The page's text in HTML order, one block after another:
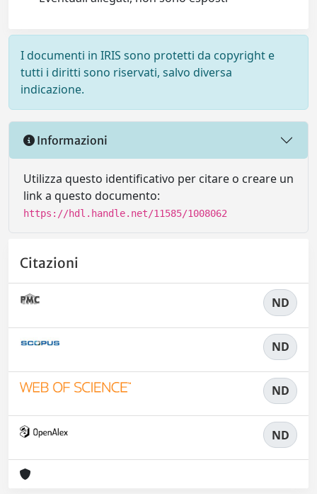
I documenti in IRIS sono protetti da copyright e
tutti i diritti sono riservati, salvo diversa
indicazione.
Informazioni
Utilizza questo identificativo per citare o creare un
link a questo documento:
https://hdl.handle.net/11585/1008062
Citazioni
ND
ND
ND
ND